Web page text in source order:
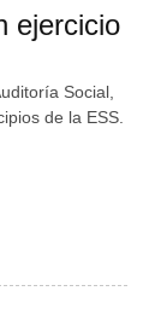
ejercicio
Social,
de la ESS.